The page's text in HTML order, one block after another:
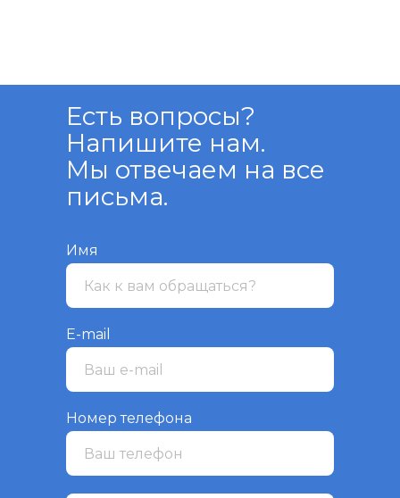
Имя
E-mail
Номер телефона
Есть вопросы?
Напишите нам.
Мы отвечаем на все
письма.